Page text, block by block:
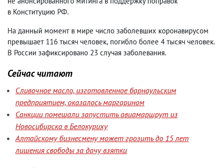
в Конституцию РФ.
На данный момент в мире число заболевших коронавирусом
превышает 116 тысяч человек, погибло более 4 тысяч человек.
В России зафиксировано 23 случая заболевания.
Сейчас читают
Сливочное масло, изготовленное барнаульским
предприятием, оказалось маргарином
Санкции помешали запустить авиамаршрут из
Новосибирска в Белокуриху
Алтайскому бизнесмену может грозить до 15 лет
лишения свободы за дачу взятки